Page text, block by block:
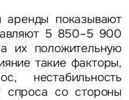
аренды показывают
5 850–5 900
их положительную
такие факторы,
нестабильность
спроса со стороны